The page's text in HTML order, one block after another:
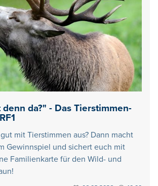
da?" - Das Tierstimmen-
mit Tierstimmen aus? Dann macht
Gewinnspiel und sichert euch mit
Familienkarte für den Wild- und